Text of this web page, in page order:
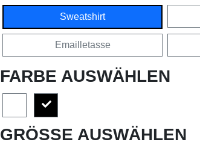
Sweatshirt
Emailletasse
FARBE AUSWÄHLEN
GRÖSSE AUSWÄHLEN